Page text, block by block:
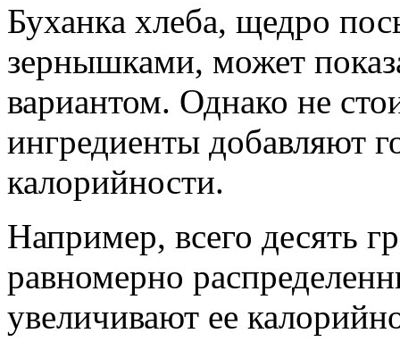
Буханка хлеба, щедро
зернышками, может
вариантом. Однако не
ингредиенты добавляют
калорийности.
Например, всего десять
равномерно
увеличивают ее